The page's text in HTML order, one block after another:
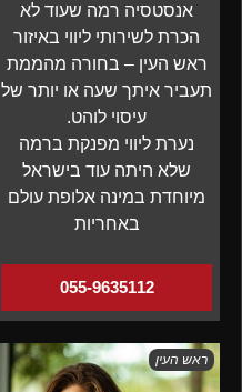
אנסטסיה רמה שעוד לא
הכרת לשירותי ליווי באיזור
ראש העין – בחורה מהממת
תעביר איתך שעה או יותר של
עיסוי לוהט.
נערת ליווי מפנקת ברמה
שלא היתה עוד בישראל
מיוחדת במינה אלופת עולם
באחריות
055-9635112
ראש העין